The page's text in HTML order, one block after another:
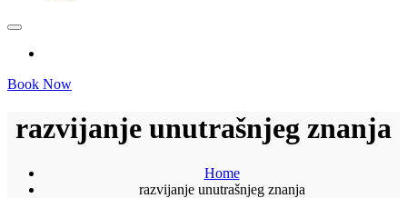
Book Now
razvijanje unutrašnjeg znanja
Home
razvijanje unutrašnjeg znanja